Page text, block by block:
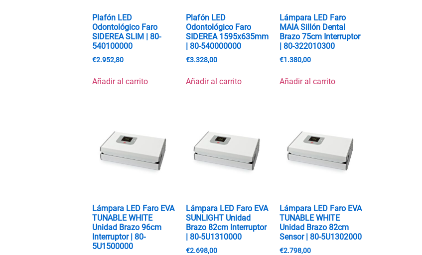
Plafón LED
Odontológico Faro
SIDEREA SLIM | 80-
540100000
€2.952,80
Añadir al carrito
Plafón LED
Odontológico Faro
SIDEREA 1595x635mm
| 80-540000000
€3.328,00
Añadir al carrito
Lámpara LED Faro
MAIA Sillón Dental
Brazo 75cm Interruptor
| 80-322010300
€1.380,00
Añadir al carrito
Lámpara LED Faro EVA
TUNABLE WHITE
Unidad Brazo 96cm
Interruptor | 80-
5U1500000
Lámpara LED Faro EVA
SUNLIGHT Unidad
Brazo 82cm Interruptor
| 80-5U1310000
€2.698,00
Lámpara LED Faro EVA
TUNABLE WHITE
Unidad Brazo 82cm
Sensor | 80-5U1302000
€2.798,00